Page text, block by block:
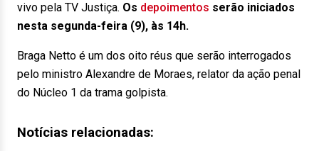
vivo pela TV Justiça. Os depoimentos serão iniciados
nesta segunda-feira (9), às 14h.
Braga Netto é um dos oito réus que serão interrogados
pelo ministro Alexandre de Moraes, relator da ação penal
do Núcleo 1 da trama golpista.
Notícias relacionadas: